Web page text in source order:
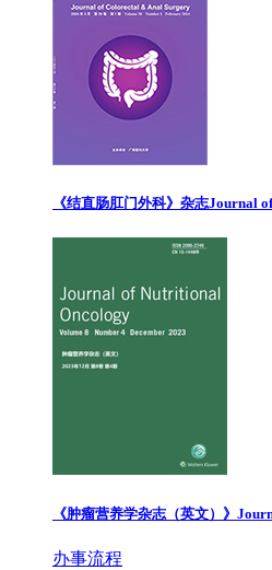
《结直肠肛门外科》杂志Journal
《肿瘤营养学杂志（英文）》
办事流程